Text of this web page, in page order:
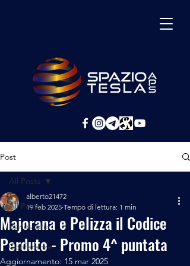
Post
All Posts
Benessere
Conferenze
All Posts
Majorana e Pelizza il Codice
Perduto - Promo 4^ puntata
alberto21472
19 feb 2025 Tempo di lettura: 1 min
Aggiornamento: 15 mar 2025